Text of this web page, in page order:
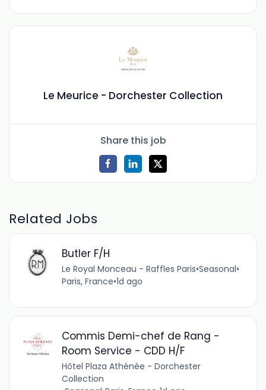
Le Meurice - Dorchester Collection
Share this job
Related Jobs
Butler F/H
Le Royal Monceau - Raffles Paris•Seasonal•
Paris, France•1d ago
Commis Demi-chef de Rang -
Room Service - CDD H/F
Hôtel Plaza Athénée - Dorchester
Collection